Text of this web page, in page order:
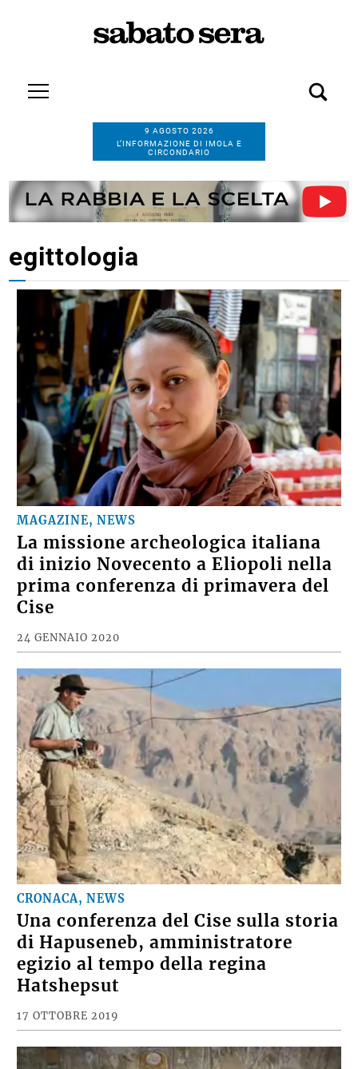
9 AGOSTO 2026
L’INFORMAZIONE DI IMOLA E
CIRCONDARIO
egittologia
MAGAZINE, NEWS
La missione archeologica italiana
di inizio Novecento a Eliopoli nella
prima conferenza di primavera del
Cise
24 GENNAIO 2020
CRONACA, NEWS
Una conferenza del Cise sulla storia
di Hapuseneb, amministratore
egizio al tempo della regina
Hatshepsut
17 OTTOBRE 2019